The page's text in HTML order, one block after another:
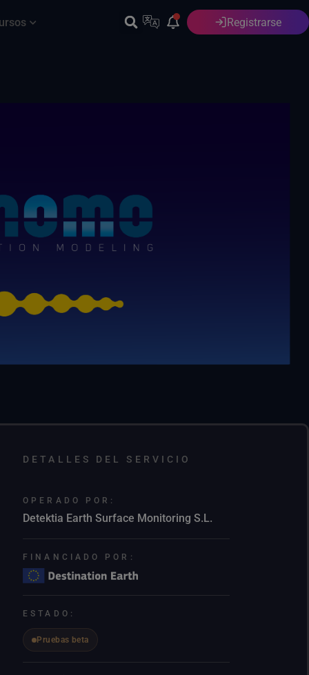
Español Registrarse
DETALLES DEL SERVICIO
OPERADO POR:
Detektia Earth Surface Monitoring S.L.
FINANCIADO POR:
ESTADO:
Pruebas beta